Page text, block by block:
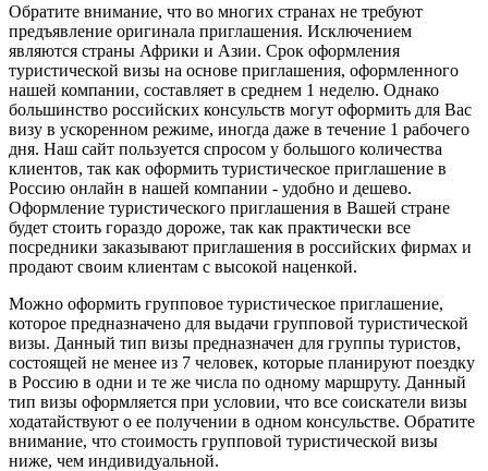
Обратите внимание, что во многих странах не требуют
предъявление оригинала приглашения. Исключением
являются страны Африки и Азии. Срок оформления
туристической визы на основе приглашения, оформленного
нашей компании, составляет в среднем 1 неделю. Однако
большинство российских консульств могут оформить для Вас
визу в ускоренном режиме, иногда даже в течение 1 рабочего
дня. Наш сайт пользуется спросом у большого количества
клиентов, так как оформить туристическое приглашение в
Россию онлайн в нашей компании - удобно и дешево.
Оформление туристического приглашения в Вашей стране
будет стоить гораздо дороже, так как практически все
посредники заказывают приглашения в российских фирмах и
продают своим клиентам с высокой наценкой.
Можно оформить групповое туристическое приглашение,
которое предназначено для выдачи групповой туристической
визы. Данный тип визы предназначен для группы туристов,
состоящей не менее из 7 человек, которые планируют поездку
в Россию в одни и те же числа по одному маршруту. Данный
тип визы оформляется при условии, что все соискатели визы
ходатайствуют о ее получении в одном консульстве. Обратите
внимание, что стоимость групповой туристической визы
ниже, чем индивидуальной.